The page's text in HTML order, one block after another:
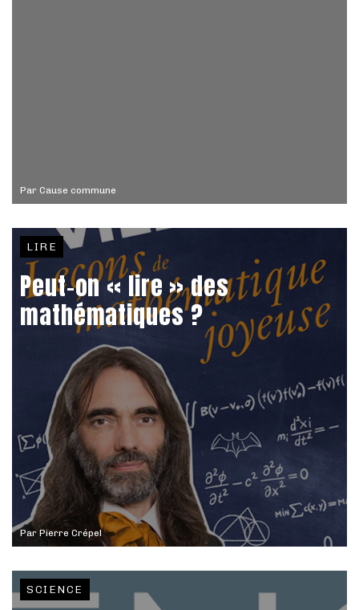
Par Cause commune
ParPierre Crépel
LIRE
Peut-on « lire » des
mathématiques ?
SCIENCE